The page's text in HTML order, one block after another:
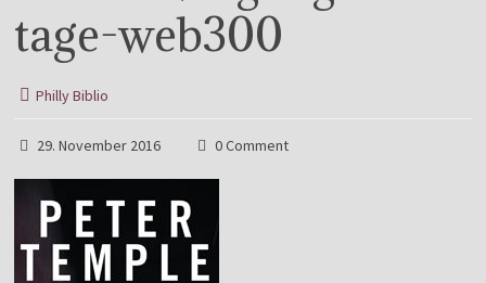
tage-web300
Philly Biblio
29. November 2016 0 Comment